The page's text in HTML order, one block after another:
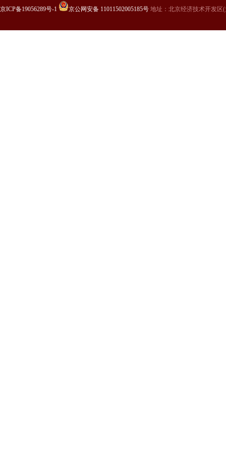
京ICP备19056289号-1
京公网安备 11011502005185号 地址：北京经济技术开发区